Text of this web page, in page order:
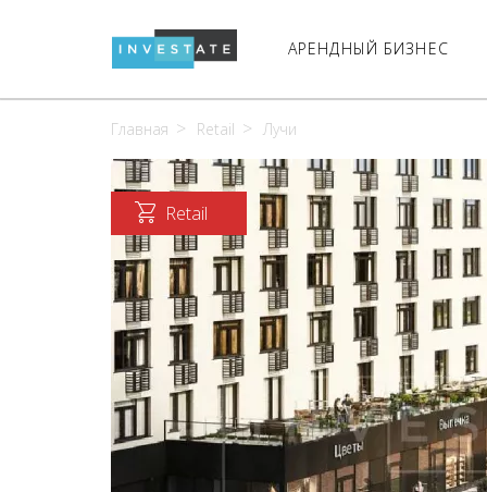
АРЕНДНЫЙ БИЗНЕС
Главная Retail Лучи
Retail